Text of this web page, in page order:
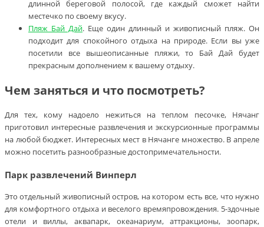
длинной береговой полосой, где каждый сможет найти
местечко по своему вкусу.
Пляж Бай Дай. Еще один длинный и живописный пляж. Он
подходит для спокойного отдыха на природе. Если вы уже
посетили все вышеописанные пляжи, то Бай Дай будет
прекрасным дополнением к вашему отдыху.
Чем заняться и что посмотреть?
Для тех, кому надоело нежиться на теплом песочке, Нячанг
приготовил интересные развлечения и экскурсионные программы
на любой бюджет. Интересных мест в Нячанге множество. В апреле
можно посетить разнообразные достопримечательности.
Парк развлечений Винперл
Это отдельный живописный остров, на котором есть все, что нужно
для комфортного отдыха и веселого времяпровождения. 5-здочные
отели и виллы, аквапарк, океанариум, аттракционы, зоопарк,